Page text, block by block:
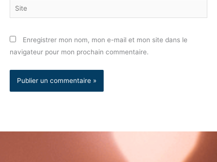
Site
Enregistrer mon nom, mon e-mail et mon site dans le
navigateur pour mon prochain commentaire.